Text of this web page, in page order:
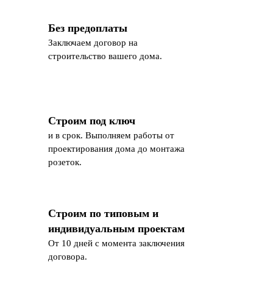
Без предоплаты
Заключаем договор на
строительство вашего дома.
Строим под ключ
и в срок. Выполняем работы от
проектирования дома до монтажа
розеток.
Строим по типовым и
индивидуальным проектам
От 10 дней с момента заключения
договора.